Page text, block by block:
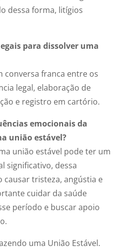
dessa forma, litígios
para dissolver uma
conversa franca entre os
legal, elaboração de
e registro em cartório.
emocionais da
união estável?
união estável pode ter um
significativo, dessa
causar tristeza, angústia e
cuidar da saúde
período e buscar apoio
uma União Estável.